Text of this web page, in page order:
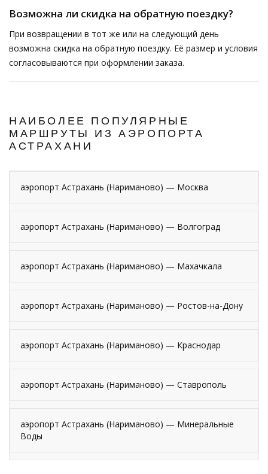
Возможна ли скидка на обратную поездку?
При возвращении в тот же или на следующий день
возможна скидка на обратную поездку. Её размер и условия
согласовываются при оформлении заказа.
НАИБОЛЕЕ ПОПУЛЯРНЫЕ
МАРШРУТЫ ИЗ АЭРОПОРТА
АСТРАХАНИ
аэропорт Астрахань (Нариманово) — Москва
аэропорт Астрахань (Нариманово) — Волгоград
аэропорт Астрахань (Нариманово) — Махачкала
аэропорт Астрахань (Нариманово) — Ростов-на-Дону
аэропорт Астрахань (Нариманово) — Краснодар
аэропорт Астрахань (Нариманово) — Ставрополь
аэропорт Астрахань (Нариманово) — Минеральные
Воды